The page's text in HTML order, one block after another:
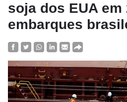
soja dos EUA em
embarques